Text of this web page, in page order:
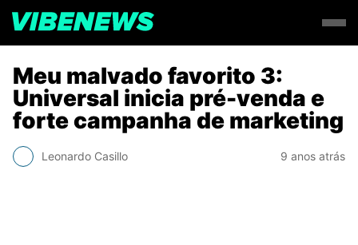
Meu malvado favorito 3:
Universal inicia pré-venda e
forte campanha de marketing
Leonardo Casillo 9 anos atrás